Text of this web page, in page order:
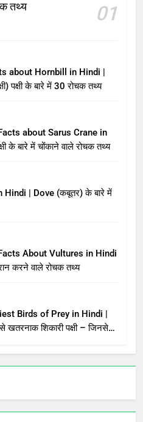
तथ्य
01
about Hornbill in Hindi |
पक्षी के बारे में 30 रोचक तथ्य
about Sarus Crane in
के बारे में चोंकाने वाले रोचक तथ्य
Hindi | Dove (कबूतर) के बारे में
About Vultures in Hindi
करने वाले रोचक तथ्य
Birds of Prey in Hindi |
खतरनाक शिकारी पक्षी – जिनसे